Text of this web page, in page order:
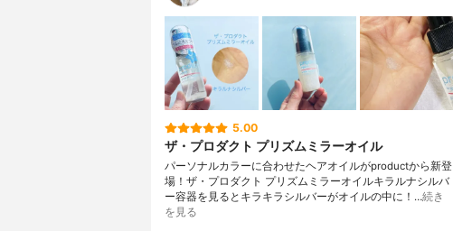
5.00
ザ・プロダクト プリズムミラーオイル
パーソナルカラーに合わせたヘアオイルがproductから新登
場！ザ・プロダクト プリズムミラーオイルキラルナシルバ
ー容器を見るとキラキラシルバーがオイルの中に！…続き
を見る